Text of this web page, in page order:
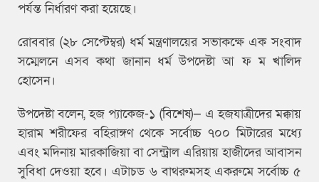
পর্যন্ত নির্ধারণ করা হয়েছে।
রোববার (২৮ সেপ্টেম্বর) ধর্ম মন্ত্রণালয়ের সভাকক্ষে এক সংবাদ
সম্মেলনে এসব কথা জানান ধর্ম উপদেষ্টা আ ফ ম খালিদ
হোসেন।
উপদেষ্টা বলেন, হজ প্যাকেজ-১ (বিশেষ)— এ হজযাত্রীদের মক্কায়
হারাম শরীফের বহিরাঙ্গণ থেকে সর্বোচ্চ ৭০০ মিটারের মধ্যে
এবং মদিনায় মারকাজিয়া বা সেন্ট্রাল এরিয়ায় হাজীদের আবাসন
সুবিধা দেওয়া হবে। এটাচড ৬ বাথরুমসহ একরুমে সর্বোচ্চ ৫